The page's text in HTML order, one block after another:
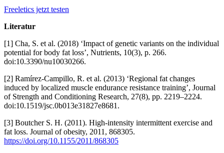
Freeletics jetzt testen
Literatur
[1] Cha, S. et al. (2018) ‘Impact of genetic variants on the individual
potential for body fat loss’, Nutrients, 10(3), p. 266.
doi:10.3390/nu10030266.
[2] Ramírez-Campillo, R. et al. (2013) ‘Regional fat changes
induced by localized muscle endurance resistance training’, Journal
of Strength and Conditioning Research, 27(8), pp. 2219–2224.
doi:10.1519/jsc.0b013e31827e8681.
[3] Boutcher S. H. (2011). High-intensity intermittent exercise and
fat loss. Journal of obesity, 2011, 868305.
https://doi.org/10.1155/2011/868305